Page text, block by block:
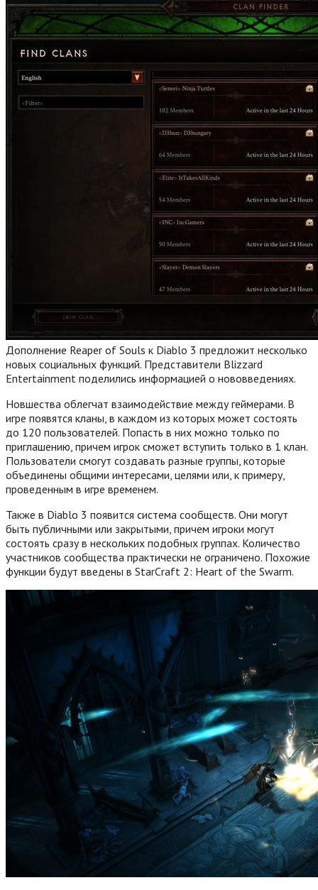
Дополнение Reaper of Souls к Diablo 3 предложит несколько
новых социальных функций. Представители Blizzard
Entertainment поделились информацией о нововведениях.
Новшества облегчат взаимодействие между геймерами. В
игре появятся кланы, в каждом из которых может состоять
до 120 пользователей. Попасть в них можно только по
приглашению, причем игрок сможет вступить только в 1 клан.
Пользователи смогут создавать разные группы, которые
объединены общими интересами, целями или, к примеру,
проведенным в игре временем.
Также в Diablo 3 появится система сообществ. Они могут
быть публичными или закрытыми, причем игроки могут
состоять сразу в нескольких подобных группах. Количество
участников сообщества практически не ограничено. Похожие
функции будут введены в StarCraft 2: Heart of the Swarm.